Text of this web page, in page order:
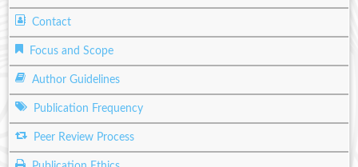
Contact
Focus and Scope
Author Guidelines
Publication Frequency
Peer Review Process